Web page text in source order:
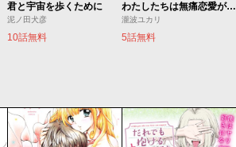
君と宇宙を歩くために
泥ノ田犬彦
10話無料
わたしたちは無痛恋愛がしたい 〜鍵垢女子と星屑男子とフェミおじさん〜
瀧波ユカリ
5話無料